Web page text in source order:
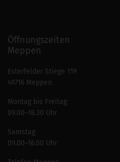
Öffnungszeiten
Meppen
Esterfelder Stiege 119
49716 Meppen
Montag bis Freitag
09.00–18.30 Uhr
Samstag
09.00–16.00 Uhr